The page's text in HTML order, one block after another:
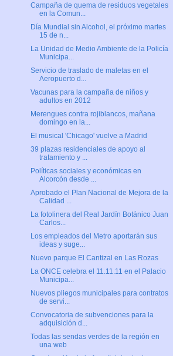
Campaña de quema de residuos vegetales
en la Comun...
Día Mundial sin Alcohol, el próximo martes
15 de n...
La Unidad de Medio Ambiente de la Policía
Municipa...
Servicio de traslado de maletas en el
Aeropuerto d...
Vacunas para la campaña de niños y
adultos en 2012
Merengues contra rojiblancos, mañana
domingo en la...
El musical 'Chicago' vuelve a Madrid
39 plazas residenciales de apoyo al
tratamiento y ...
Políticas sociales y económicas en
Alcorcón desde ...
Aprobado el Plan Nacional de Mejora de la
Calidad ...
La fotolinera del Real Jardín Botánico Juan
Carlos...
Los empleados del Metro aportarán sus
ideas y suge...
Nuevo parque El Cantizal en Las Rozas
La ONCE celebra el 11.11.11 en el Palacio
Municipa...
Nuevos pliegos municipales para contratos
de servi...
Convocatoria de subvenciones para la
adquisición d...
Todas las sendas verdes de la región en
una web